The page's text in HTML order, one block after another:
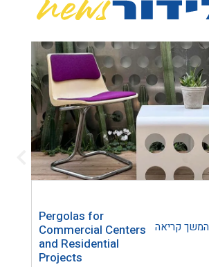
Pergolas for
Commercial Centers
and Residential
Projects
המשך קריאה